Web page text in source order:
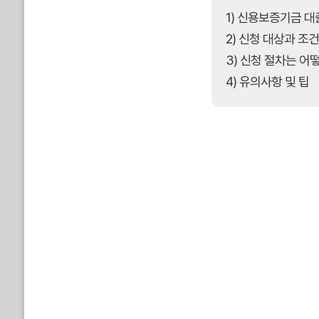
1) 신용보증기금 대
2) 신청 대상과 조
3) 신청 절차는 어
4) 유의사항 및 팁